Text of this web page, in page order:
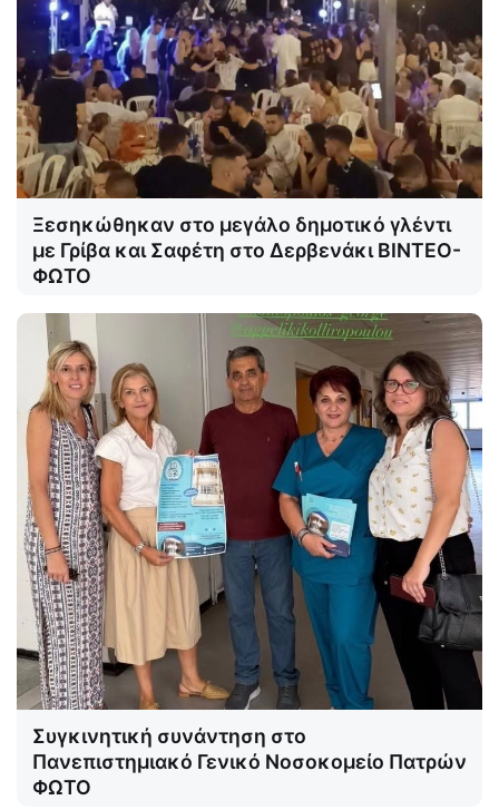
Ξεσηκώθηκαν στο μεγάλο δημοτικό γλέντι
με Γρίβα και Σαφέτη στο Δερβενάκι ΒΙΝΤΕΟ-
ΦΩΤΟ
Συγκινητική συνάντηση στο
Πανεπιστημιακό Γενικό Νοσοκομείο Πατρών
ΦΩΤΟ